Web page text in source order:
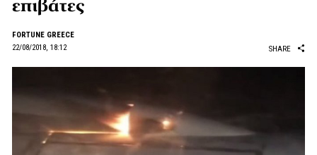
επιβάτες
FORTUNE GREECE
22/08/2018, 18:12
SHARE